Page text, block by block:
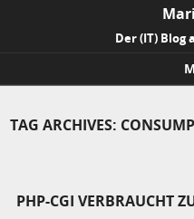
Der (IT) Blog
TAG ARCHIVES:
PHP-CGI VERBRAUCHT